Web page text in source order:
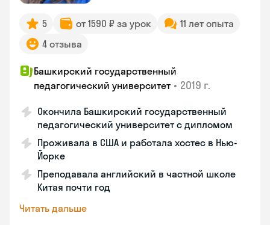
5 от 1590 ₽ за урок
11 лет опыта
4 отзыва
Башкирский государственный
педагогический университет • 2019 г.
Окончила Башкирский государственный
педагогический университет с дипломом
Проживала в США и работала хостес в Нью-
Йорке
Преподавала английский в частной школе
Китая почти год
Читать дальше